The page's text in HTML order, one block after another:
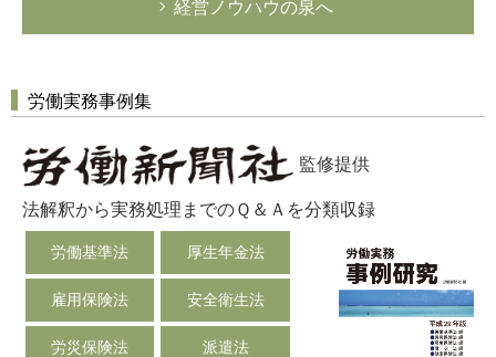
経営ノウハウの泉へ
労働実務事例集
監修提供
法解釈から実務処理までのＱ＆Ａを分類収録
労働基準法 厚生年金法
雇用保険法 安全衛生法
労災保険法 派遣法